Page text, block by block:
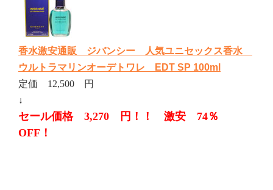
香水激安通販 ジバンシー 人気ユニセックス香水
ウルトラマリンオーデトワレ EDT SP 100ml
定価 12,500 円
↓
セール価格 3,270 円！！ 激安 74％
OFF！